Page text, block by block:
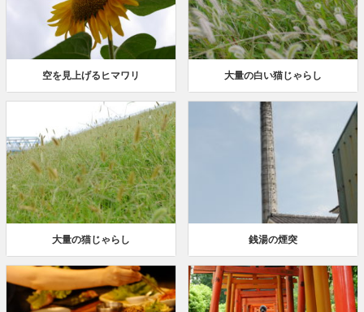
空を見上げるヒマワリ 大量の白い猫じゃらし
大量の猫じゃらし 銭湯の煙突